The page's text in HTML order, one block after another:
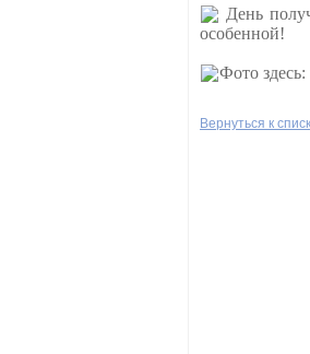
День
особенной!
Фото здесь:
Вернуться к